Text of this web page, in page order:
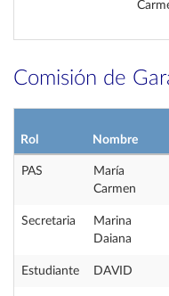
Comisión de
Rol Nombre
PAS
María
Carmen
Secretaria
Marina
Daiana
Estudiante DAVID